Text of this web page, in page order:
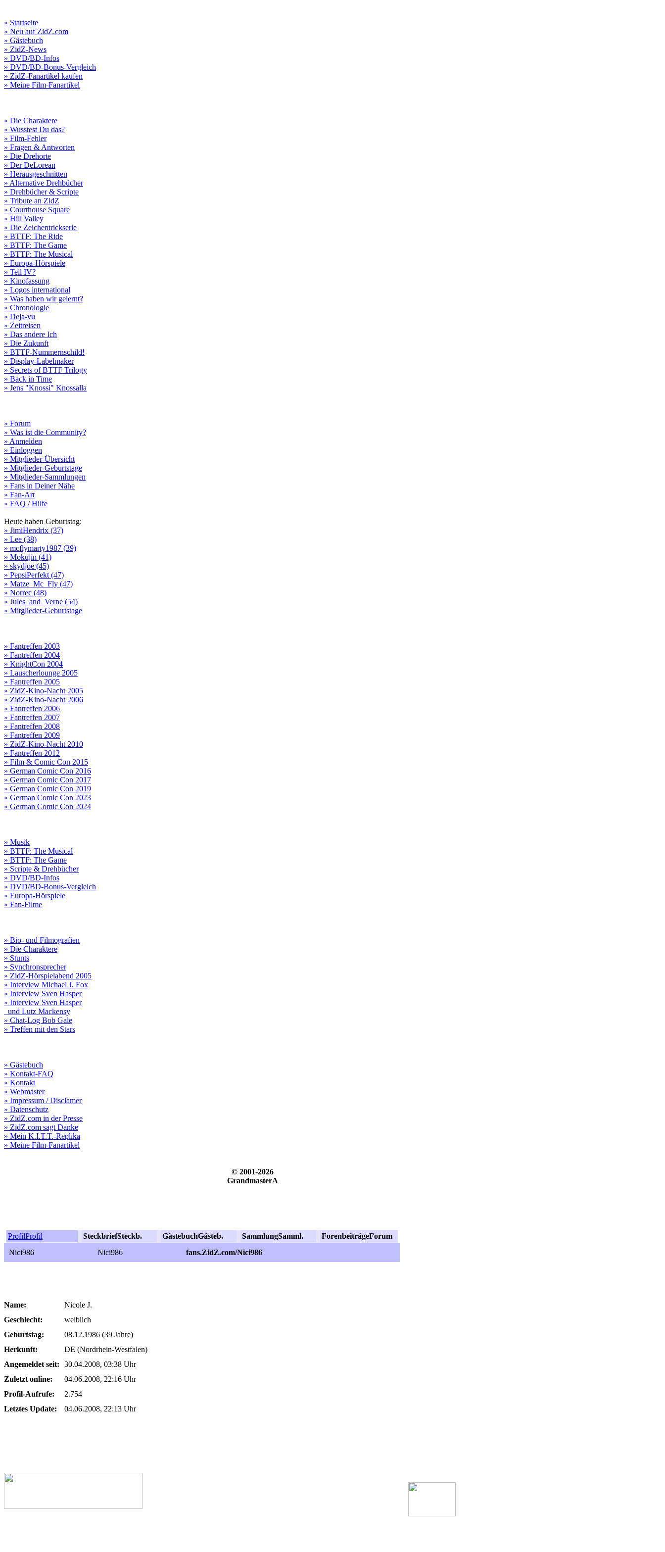
» Startseite
» Neu auf ZidZ.com
» Gästebuch
» ZidZ-News
» DVD/BD-Infos
» DVD/BD-Bonus-Vergleich
» ZidZ-Fanartikel kaufen
» Meine Film-Fanartikel
» Die Charaktere
» Wusstest Du das?
» Film-Fehler
» Fragen & Antworten
» Die Drehorte
» Der DeLorean
» Herausgeschnitten
» Alternative Drehbücher
» Drehbücher & Scripte
» Tribute an ZidZ
» Courthouse Square
» Hill Valley
» Die Zeichentrickserie
» BTTF: The Ride
» BTTF: The Game
» BTTF: The Musical
» Europa-Hörspiele
» Teil IV?
» Kinofassung
» Logos international
» Was haben wir gelernt?
» Chronologie
» Deja-vu
» Zeitreisen
» Das andere Ich
» Die Zukunft
» BTTF-Nummernschild!
» Display-Labelmaker
» Secrets of BTTF Trilogy
» Back in Time
» Jens "Knossi" Knossalla
» Forum
» Was ist die Community?
» Anmelden
» Einloggen
» Mitglieder-Übersicht
» Mitglieder-Geburtstage
» Mitglieder-Sammlungen
» Fans in Deiner Nähe
» Fan-Art
» FAQ / Hilfe
Heute haben Geburtstag:
» JimiHendrix (37)
» Lee (38)
» mcflymarty1987 (39)
» Mokujin (41)
» skydjoe (45)
» PepsiPerfekt (47)
» Matze_Mc_Fly (47)
» Norrec (48)
» Jules_and_Verne (54)
» Mitglieder-Geburtstage
» Fantreffen 2003
» Fantreffen 2004
» KnightCon 2004
» Lauscherlounge 2005
» Fantreffen 2005
» ZidZ-Kino-Nacht 2005
» ZidZ-Kino-Nacht 2006
» Fantreffen 2006
» Fantreffen 2007
» Fantreffen 2008
» Fantreffen 2009
» ZidZ-Kino-Nacht 2010
» Fantreffen 2012
» Film & Comic Con 2015
» German Comic Con 2016
» German Comic Con 2017
» German Comic Con 2019
» German Comic Con 2023
» German Comic Con 2024
» Musik
» BTTF: The Musical
» BTTF: The Game
» Scripte & Drehbücher
» DVD/BD-Infos
» DVD/BD-Bonus-Vergleich
» Europa-Hörspiele
» Fan-Filme
» Bio- und Filmografien
» Die Charaktere
» Stunts
» Synchronsprecher
» ZidZ-Hörspielabend 2005
» Interview Michael J. Fox
» Interview Sven Hasper
» Interview Sven Hasper
und Lutz Mackensy
» Chat-Log Bob Gale
» Treffen mit den Stars
» Gästebuch
» Kontakt-FAQ
» Kontakt
» Webmaster
» Impressum / Disclamer
» Datenschutz
» ZidZ.com in der Presse
» ZidZ.com sagt Danke
» Mein K.I.T.T.-Replika
» Meine Film-Fanartikel
© 2001-2026
GrandmasterA
ProfilProfil SteckbriefSteckb. GästebuchGästeb. SammlungSamml. ForenbeiträgeForum
Nici986
Nici986 fans.ZidZ.com/Nici986
Name:
Nicole J.
Geschlecht:
weiblich
Geburtstag:
08.12.1986 (39 Jahre)
Herkunft:
DE (Nordrhein-Westfalen)
Angemeldet seit:
30.04.2008, 03:38 Uhr
Zuletzt online:
04.06.2008, 22:16 Uhr
Profil-Aufrufe:
2.754
Letztes Update:
04.06.2008, 22:13 Uhr